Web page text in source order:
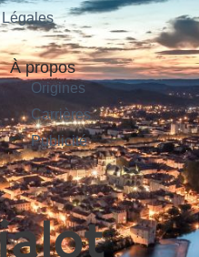
Légales
À propos
Origines
Carrières
Publicité